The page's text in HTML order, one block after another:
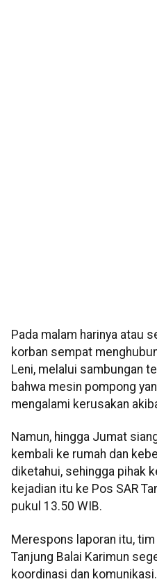
Pada malam harinya atau
korban sempat
Leni, melalui sambungan
bahwa mesin pompong
mengalami kerusakan
Namun, hingga Jumat
kembali ke rumah dan
diketahui, sehingga pihak
kejadian itu ke Pos SAR
pukul 13.50 WIB.
Merespons laporan itu,
Tanjung Balai Karimun
koordinasi dan komunikasi.